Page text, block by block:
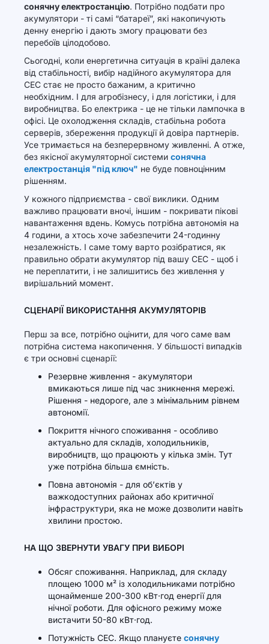
сонячну електростанцію. Потрібно подбати про
акумулятори - ті самі “батареї”, які накопичують
денну енергію і дають змогу працювати без
перебоїв цілодобово.
Сьогодні, коли енергетична ситуація в країні далека
від стабільності, вибір надійного акумулятора для
СЕС стає не просто бажаним, а критично
необхідним. І для агробізнесу, і для логістики, і для
виробництва. Бо електрика - це не тільки лампочка в
офісі. Це охолодження складів, стабільна робота
серверів, збереження продукції й довіра партнерів.
Усе тримається на безперервному живленні. А отже,
без якісної акумуляторної системи сонячна
електростанція "під ключ" не буде повноцінним
рішенням.
У кожного підприємства - свої виклики. Одним
важливо працювати вночі, іншим - покривати пікові
навантаження вдень. Комусь потрібна автономія на
4 години, а хтось хоче забезпечити 24-годинну
незалежність. І саме тому варто розібратися, як
правильно обрати акумулятор під вашу СЕС - щоб і
не переплатити, і не залишитись без живлення у
вирішальний момент.
СЦЕНАРІЇ ВИКОРИСТАННЯ АКУМУЛЯТОРІВ
Перш за все, потрібно оцінити, для чого саме вам
потрібна система накопичення. У більшості випадків
є три основні сценарії:
Резервне живлення - акумулятори
вмикаються лише під час зникнення мережі.
Рішення - недороге, але з мінімальним рівнем
автономії.
Покриття нічного споживання - особливо
актуально для складів, холодильників,
виробництв, що працюють у кілька змін. Тут
уже потрібна більша ємність.
Повна автономія - для об’єктів у
важкодоступних районах або критичної
інфраструктури, яка не може дозволити навіть
хвилини простою.
НА ЩО ЗВЕРНУТИ УВАГУ ПРИ ВИБОРІ
Обсяг споживання. Наприклад, для складу
площею 1000 м² із холодильниками потрібно
щонайменше 200-300 кВт·год енергії для
нічної роботи. Для офісного режиму може
вистачити 50-80 кВт·год.
Потужність СЕС. Якщо плануєте сонячну